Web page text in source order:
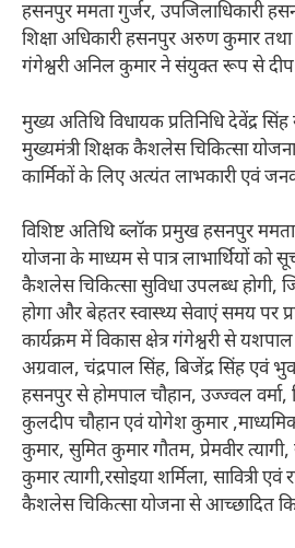
हसनपुर ममता गुर्जर, उपजिलाधिकारी
शिक्षा अधिकारी हसनपुर अरुण कुमार तथा
गंगेश्वरी अनिल कुमार ने संयुक्त रूप से दीप
मुख्य अतिथि विधायक प्रतिनिधि देवेंद्र
मुख्यमंत्री शिक्षक कैशलेस चिकित्सा
कार्मिकों के लिए अत्यंत लाभकारी एवं
विशिष्ट अतिथि ब्लॉक प्रमुख हसनपुर
योजना के माध्यम से पात्र लाभार्थियों को
कैशलेस चिकित्सा सुविधा उपलब्ध होगी,
होगा और बेहतर स्वास्थ्य सेवाएं समय पर
कार्यक्रम में विकास क्षेत्र गंगेश्वरी से
अग्रवाल, चंद्रपाल सिंह, बिजेंद्र सिंह एवं
हसनपुर से होमपाल चौहान, उज्ज्वल वर्मा,
कुलदीप चौहान एवं योगेश कुमार
कुमार, सुमित कुमार गौतम, प्रेमवीर
कुमार त्यागी,रसोइया शर्मिला, सावित्री
कैशलेस चिकित्सा योजना से आच्छादित